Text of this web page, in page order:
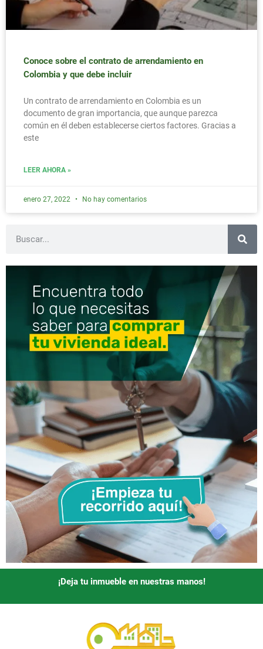
Conoce sobre el contrato de arrendamiento en
Colombia y que debe incluir
Un contrato de arrendamiento en Colombia es un
documento de gran importancia, que aunque parezca
común en él deben establecerse ciertos factores. Gracias a
este
LEER AHORA »
enero 27, 2022 No hay comentarios
¡Deja tu inmueble en nuestras manos!